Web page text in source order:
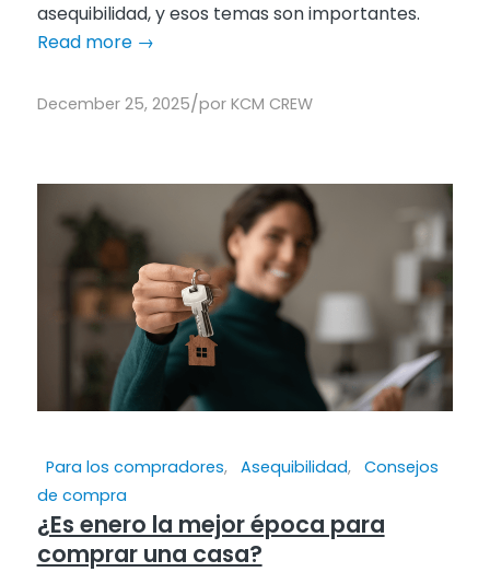
asequibilidad, y esos temas son importantes.
Read more→
December 25, 2025/por KCM CREW
Para los compradores, Asequibilidad, Consejos
de compra
¿Es enero la mejor época para
comprar una casa?